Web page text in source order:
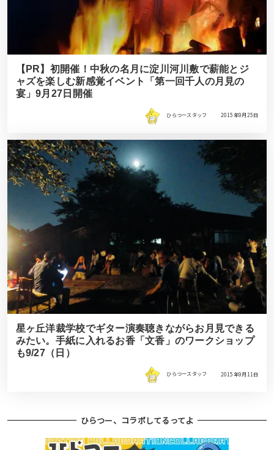
【PR】初開催！中秋の名月に淀川河川敷で薪能とジ
ャズを楽しむ新感覚イベント「第一回千人の月見の
宴」9月27日開催
ひらつースタッフ 2015年9月25日
星ヶ丘洋裁学校でギター演奏聴きながらお月見できる
みたい。手紙に入れるお香「文香」のワークショップ
も9/27（日）
ひらつースタッフ 2015年9月11日
ひらつー、コラボしてるってよ